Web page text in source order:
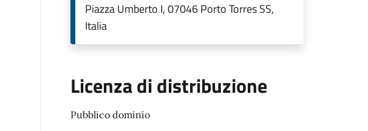
Piazza Umberto I, 07046 Porto Torres SS,
Italia
Licenza di distribuzione
Pubblico dominio